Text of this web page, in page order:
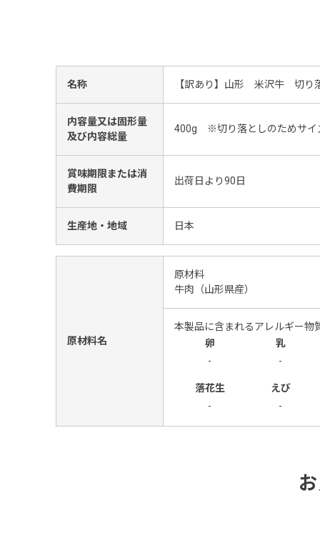
名称 【訳あり】山形 米沢牛 切り
内容量又は固形量
及び内容総量
400g ※切り落としのためサイ
賞味期限または消
費期限
出荷日より90日
生産地・地域 日本
原材料名
原材料
牛肉（山形県産）
本製品に含まれるアレルギー物
卵
乳
-
-
落花生
えび
-
-